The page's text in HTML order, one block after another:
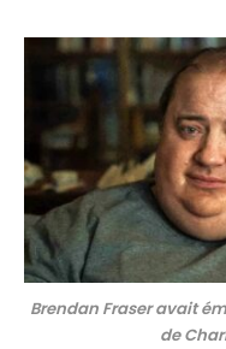
Brendan Fraser avait
de